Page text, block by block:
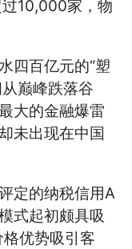
10,000家，物
百亿元的“塑
巅峰跌落谷
大的金融爆雷
未出现在中国
定的纳税信用A
式起初颇具吸
优势吸引客